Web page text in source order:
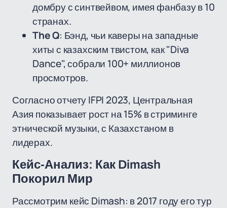
домбру с синтвейвом, имея фанбазу в 10
странах.
The Q: Бэнд, чьи каверы на западные
хиты с казахским твистом, как "Diva
Dance", собрали 100+ миллионов
просмотров.
Согласно отчету IFPI 2023, Центральная
Азия показывает рост на 15% в стриминге
этнической музыки, с Казахстаном в
лидерах.
Кейс-Анализ: Как Dimash
Покорил Мир
Рассмотрим кейс Dimash: в 2017 году его тур